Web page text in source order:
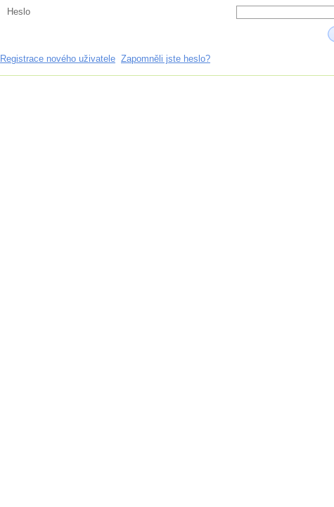
Heslo
Registrace nového uživatele Zapomněli jste heslo?